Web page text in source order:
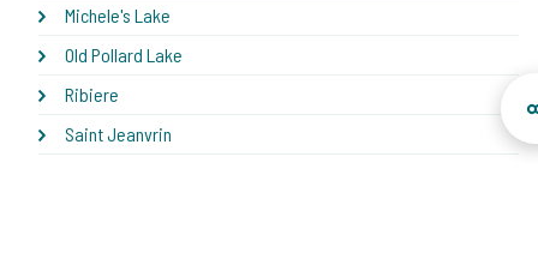
Michele's Lake
Old Pollard Lake
Ribiere
Saint Jeanvrin